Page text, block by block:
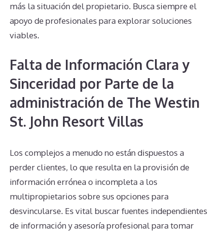
más la situación del propietario. Busca siempre el
apoyo de profesionales para explorar soluciones
viables.
Falta de Información Clara y
Sinceridad por Parte de la
administración de The Westin
St. John Resort Villas
Los complejos a menudo no están dispuestos a
perder clientes, lo que resulta en la provisión de
información errónea o incompleta a los
multipropietarios sobre sus opciones para
desvincularse. Es vital buscar fuentes independientes
de información y asesoría profesional para tomar